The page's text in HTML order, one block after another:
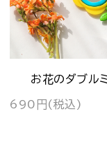
お花のダブル
690円(税込)